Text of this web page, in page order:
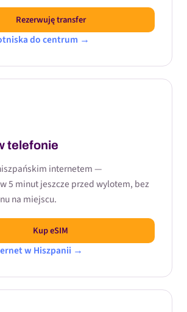
Rezerwuję transfer
do centrum →
telefonie
internetem —
5 minut jeszcze przed wylotem, bez
na miejscu.
Kup eSIM
w Hiszpanii →